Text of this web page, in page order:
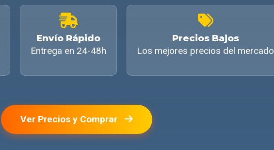
Envío Rápido
Entrega en 24-48h
Precios Bajos
Los mejores precios del mercado
Ver Precios y Comprar